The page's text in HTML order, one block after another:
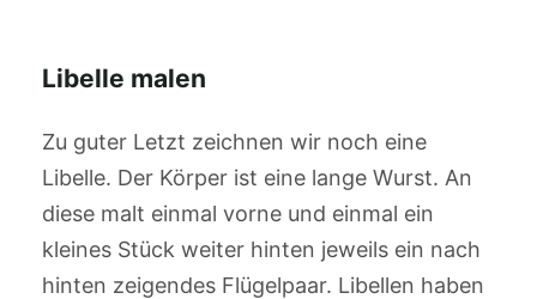
Libelle malen
Zu guter Letzt zeichnen wir noch eine
Libelle. Der Körper ist eine lange Wurst. An
diese malt einmal vorne und einmal ein
kleines Stück weiter hinten jeweils ein nach
hinten zeigendes Flügelpaar. Libellen haben